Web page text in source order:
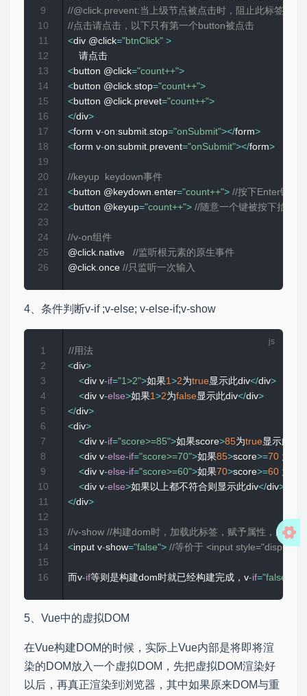
//@click.prevent:当上级节点被点击时，阻止此标签被点
//点击请点击，以下只有第一个button被点击
<div @click="btnClick" >
<button @click="count++">
<button @click.stop="count++">
<button @click.prevet="count++">
</div>
<form v-on:submit.stop="onSubmit"></form>
<form v-on:submit.prevent="onSubmit"></form>
//keyup  keydown事件
<button @keydown.enter="count++"> //按下Enter键，
<button @keyup="count++"> //随意一个键被按下抬起
//v-on组件
@click.native //监听根元素的原生事件
@click.once //只监听一次输入
9
10
11
12
13
14
15
16
17
18
19
20
21
22
23
24
25
26
4、条件判断v-if ;v-else; v-else-if;v-show
//用法
<div>
<div v-if="1>2">如果1 >2为true显示此div</div>
<div v-else>如果1 >2为false显示此div</div>
</div>
<div>
<div v-if="score>=85">如果score>85为true显示此div
<div v-else-if="score>=70">如果85>score>=70 为
<div v-else-if="score>=60">如果70>score>=60 为
<div v-else>如果以上都不符合则显示此div</div>
</div>
//v-show //构建dom时，加载此标签，赋予属性，此标签
<input v-show="false"> //等价于 <input
而v-if等则是构建dom时就已经构建完成，v-if="false"
1
2
3
4
5
6
7
8
9
10
11
12
13
14
15
16
5、Vue中的虚拟DOM
在Vue构建DOM的时候，实际上Vue内部是将即将渲
染的DOM放入一个虚拟DOM，先把虚拟DOM渲染好
以后，再真正渲染到浏览器，其中如果原来DOM与重